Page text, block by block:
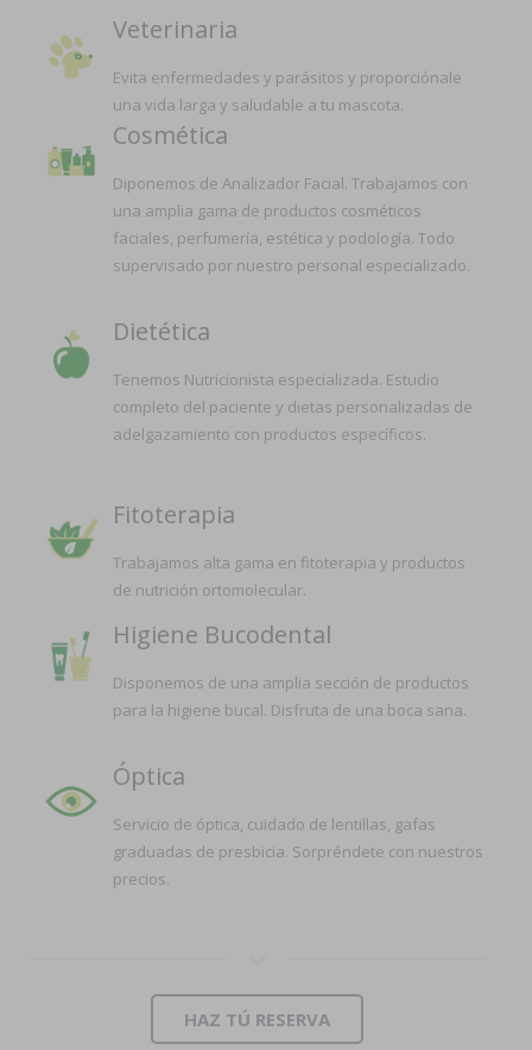
Veterinaria
Evita enfermedades y parásitos y proporciónale
una vida larga y saludable a tu mascota.
Cosmética
Diponemos de Analizador Facial. Trabajamos con
una amplia gama de productos cosméticos
faciales, perfumería, estética y podología. Todo
supervisado por nuestro personal especializado.
Dietética
Tenemos Nutricionista especializada. Estudio
completo del paciente y dietas personalizadas de
adelgazamiento con productos específicos.
Fitoterapia
Trabajamos alta gama en fitoterapia y productos
de nutrición ortomolecular.
Higiene Bucodental
Disponemos de una amplia sección de productos
para la higiene bucal. Disfruta de una boca sana.
Óptica
Servicio de óptica, cuidado de lentillas, gafas
graduadas de presbicia. Sorpréndete con nuestros
precios.
HAZ TÚ RESERVA